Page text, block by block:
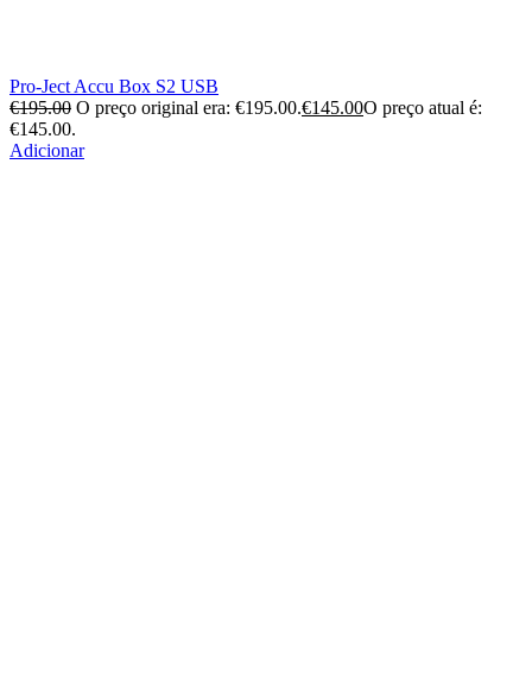
Pro-Ject Accu Box S2 USB
€195.00 O preço original era: €195.00.€145.00O preço atual é:
€145.00.
Adicionar